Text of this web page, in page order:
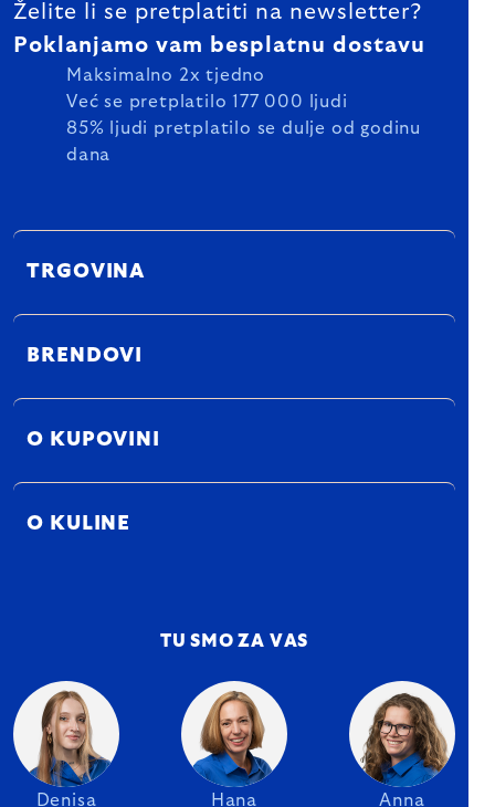
Želite li se pretplatiti na newsletter?
Poklanjamo vam besplatnu dostavu
Maksimalno 2x tjedno
Već se pretplatilo 177 000 ljudi
85% ljudi pretplatilo se dulje od godinu
dana
TRGOVINA
BRENDOVI
O KUPOVINI
O KULINE
TU SMO ZA VAS
Denisa Hana Anna